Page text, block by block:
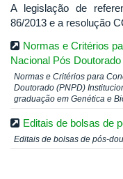
A legislação de
86/2013 e a resolução
Normas e Critérios
Nacional Pós
Normas e Critérios para
Doutorado (PNPD)
graduação em Genética e
Editais de bolsas de
Editais de bolsas de pós-